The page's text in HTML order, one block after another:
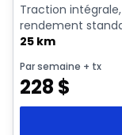
Traction
rendement
25 km
Par semaine + tx
228 $